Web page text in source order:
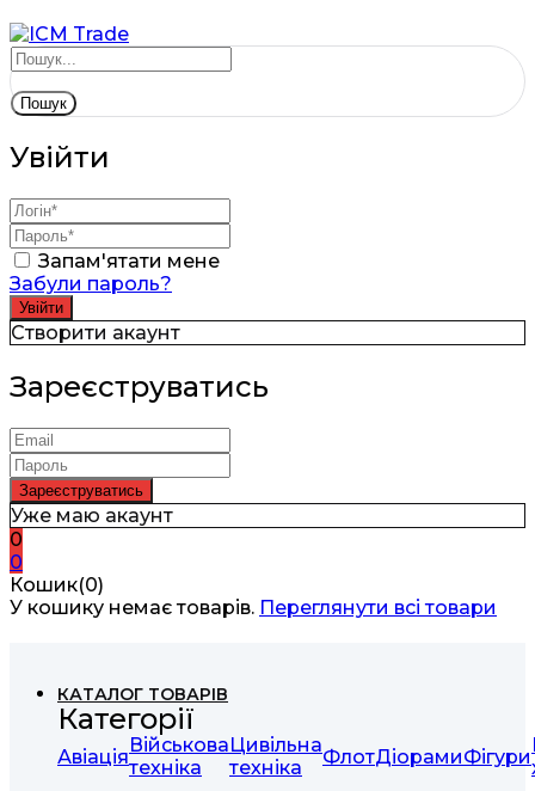
Пошук
Увійти
Запам'ятати мене
Забули пароль?
Створити акаунт
Зареєструватись
Уже маю акаунт
0
0
Кошик(0)
У кошику немає товарів. Переглянути всі товари
КАТАЛОГ ТОВАРІВ
Категорії
АвіаціяВійськова
техніка
Цивільна
техніка
ФлотДіорамиФігури